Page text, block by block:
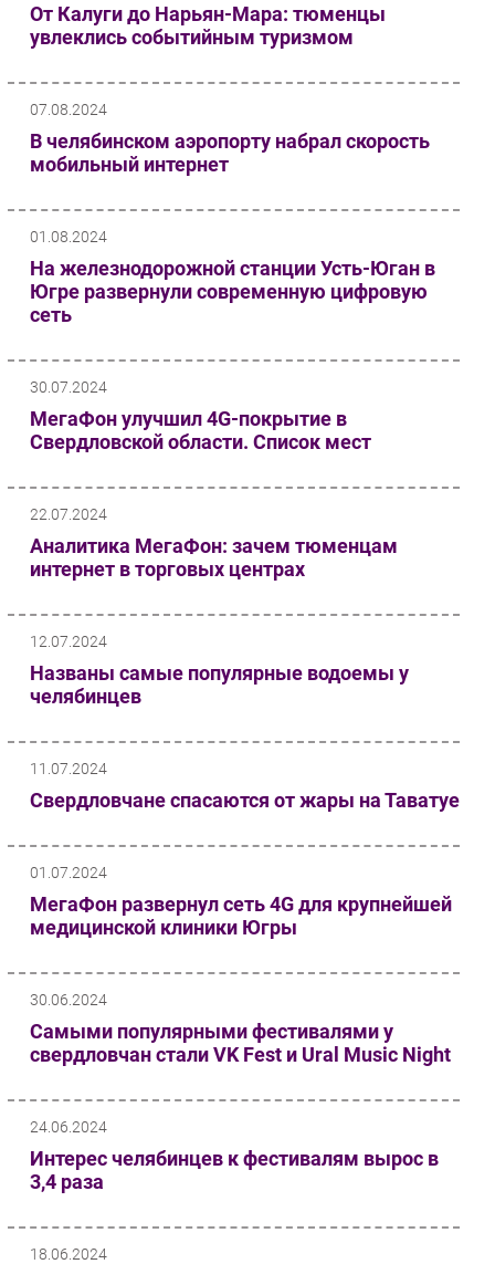
Проекты
IT класс
Тестовый стенд
Каталог компаний
От Калуги до Нарьян-Мара: тюменцы
увлеклись событийным туризмом
07.08.2024
В челябинском аэропорту набрал скорость
мобильный интернет
01.08.2024
На железнодорожной станции Усть-Юган в
Югре развернули современную цифровую
сеть
30.07.2024
МегаФон улучшил 4G-покрытие в
Свердловской области. Список мест
22.07.2024
Аналитика МегаФон: зачем тюменцам
интернет в торговых центрах
12.07.2024
Названы самые популярные водоемы у
челябинцев
11.07.2024
Свердловчане спасаются от жары на Таватуе
01.07.2024
МегаФон развернул сеть 4G для крупнейшей
медицинской клиники Югры
30.06.2024
Самыми популярными фестивалями у
свердловчан стали VK Fest и Ural Music Night
24.06.2024
Интерес челябинцев к фестивалям вырос в
3,4 раза
18.06.2024